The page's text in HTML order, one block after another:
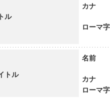
ル
カナ
ローマ字
トル
名前
カナ
ローマ字